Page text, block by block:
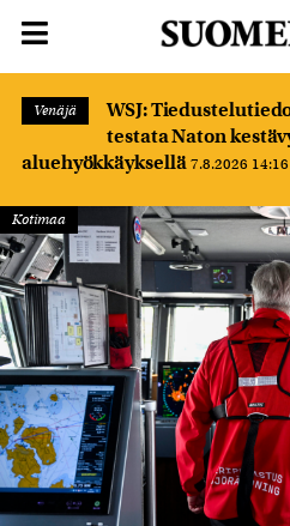
Venäjä
WSJ:
testata Naton
aluehyökkäyksellä 7.8.2026 14:16
Kotimaa